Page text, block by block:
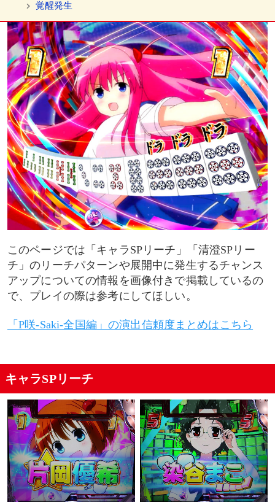
覚醒発生
このページでは「キャラSPリーチ」「清澄SPリー
チ」のリーチパターンや展開中に発生するチャンス
アップについての情報を画像付きで掲載しているの
で、プレイの際は参考にしてほしい。
「P咲-Saki-全国編」の演出信頼度まとめはこちら
キャラSPリーチ